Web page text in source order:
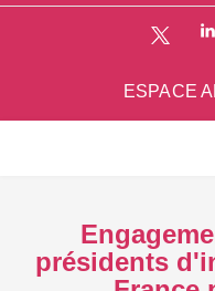
ESPACE
présidents